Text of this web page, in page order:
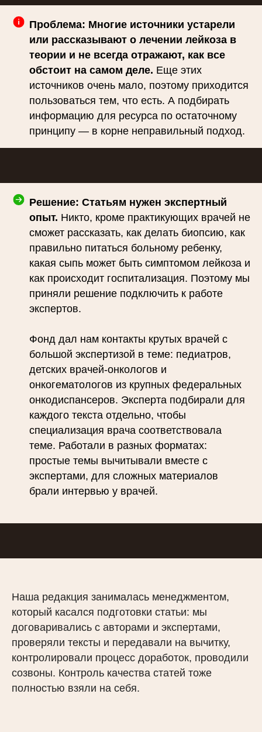
Проблема: Многие источники устарели
или рассказывают о лечении лейкоза в
теории и не всегда отражают, как все
обстоит на самом деле. Еще этих
источников очень мало, поэтому приходится
пользоваться тем, что есть. А подбирать
информацию для ресурса по остаточному
принципу — в корне неправильный подход.
Решение: Статьям нужен экспертный
опыт. Никто, кроме практикующих врачей не
сможет рассказать, как делать биопсию, как
правильно питаться больному ребенку,
какая сыпь может быть симптомом лейкоза и
как происходит госпитализация. Поэтому мы
приняли решение подключить к работе
экспертов.
Фонд дал нам контакты крутых врачей с
большой экспертизой в теме: педиатров,
детских врачей-онкологов и
онкогематологов из крупных федеральных
онкодиспансеров. Эксперта подбирали для
каждого текста отдельно, чтобы
специализация врача соответствовала
теме. Работали в разных форматах:
простые темы вычитывали вместе с
экспертами, для сложных материалов
брали интервью у врачей.
Наша редакция занималась менеджментом,
который касался подготовки статьи: мы
договаривались с авторами и экспертами,
проверяли тексты и передавали на вычитку,
контролировали процесс доработок, проводили
созвоны. Контроль качества статей тоже
полностью взяли на себя.